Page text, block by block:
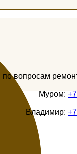
по вопросам
Муром:
Владимир: